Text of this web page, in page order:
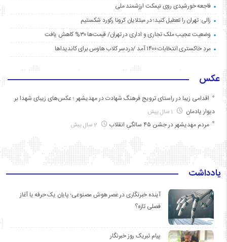
فاجعه خورشیدی روی نیمکت ارزشمند ملی
زالی: تهران را تعطیل کنید؛ در مبتلایان کرونا رکورد شکستیم
وضعیت عجیب ملک تجاری و اداری در تهران/ قیمت‌ها ۳۰% کاهش یافت
مردِ خاکستری انتخابات ۱۴۰۰ آمد /دردسر کلاب هاوس برای کاندیداها
عکس
اقدامی زیبا در راستای ترویج فرهنگ شهادت در مهدیشهر ؛ عکس‌های زیبای شهدا بر
دیوار یادمان
مردم مهدیشهر در جشن ۴۵ سالگیِ انقلاب
یادداشت
آینده خبرنگاری در عصر هوش مصنوعی؛ پایان یک حرفه یا آغاز
فصلی تازه؟
پیام تبریک روز خبرنگار